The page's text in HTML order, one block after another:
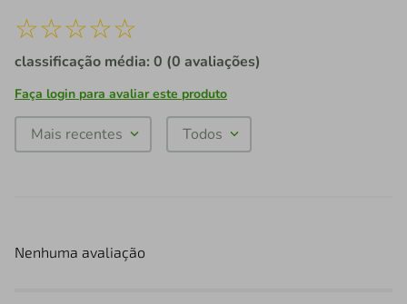
☆☆☆☆☆
classificação média: 0 (0 avaliações)
Faça login para avaliar este produto
Mais recentes Todos
Nenhuma avaliação